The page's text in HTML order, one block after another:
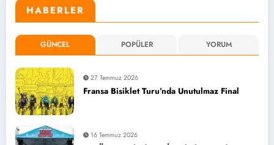
HABERLER
GÜNCEL POPÜLER YORUM
27 Temmuz 2026
Fransa Bisiklet Turu’nda Unutulmaz Final
16 Temmuz 2026